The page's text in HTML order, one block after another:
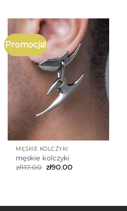
Promocja!
MĘSKIE KOLCZYKI
męskie kolczyki
zł117.00 zł90.00